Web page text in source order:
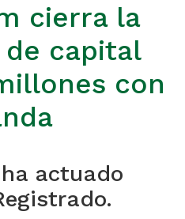
cierra la
capital
con
ha actuado